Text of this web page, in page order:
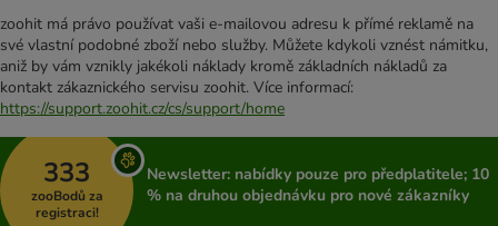
zoohit má právo používat vaši e-mailovou adresu k přímé reklamě na
své vlastní podobné zboží nebo služby. Můžete kdykoli vznést námitku,
aniž by vám vznikly jakékoli náklady kromě základních nákladů za
kontakt zákaznického servisu zoohit. Více informací:
https://support.zoohit.cz/cs/support/home
333
zooBodů za
registraci!
Newsletter: nabídky pouze pro předplatitele; 10
% na druhou objednávku pro nové zákazníky